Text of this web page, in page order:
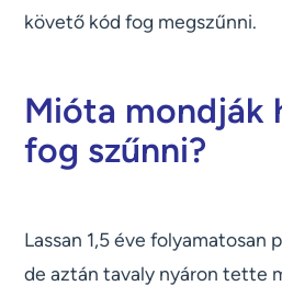
követő kód fog megszűnni.
Mióta mondják
fog szűnni?
Lassan 1,5 éve folyamatosan
de aztán tavaly nyáron tette